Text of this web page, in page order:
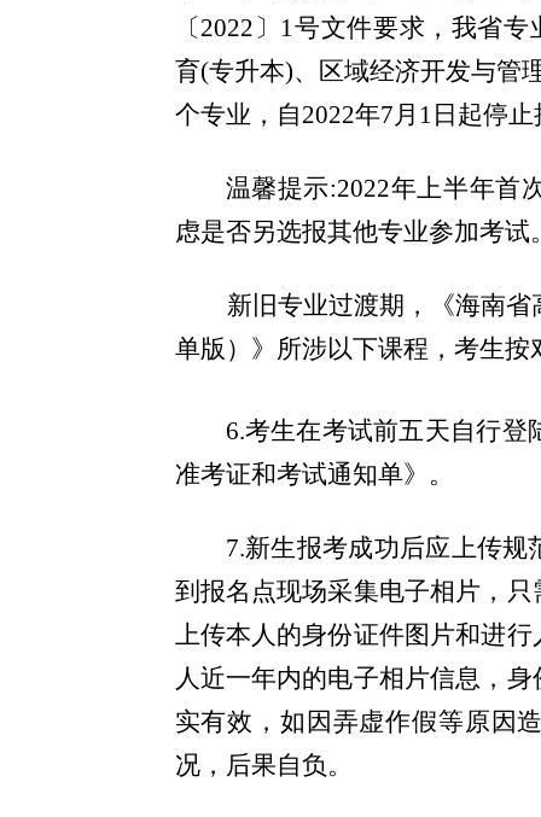
〔2022〕1号文件要求，我省
育(专升本)、区域经济开发与管
个专业，自2022年7月1日起停
温馨提示:2022年上半年首
虑是否另选报其他专业参加考试
新旧专业过渡期，《海南
单版）》所涉以下课程，考生
6.考生在考试前五天自行登
准考证和考试通知单》。
7.新生报考成功后应上传规
到报名点现场采集电子相片，
上传本人的身份证件图片和进
人近一年内的电子相片信息，
实有效，如因弄虚作假等原因
况，后果自负。